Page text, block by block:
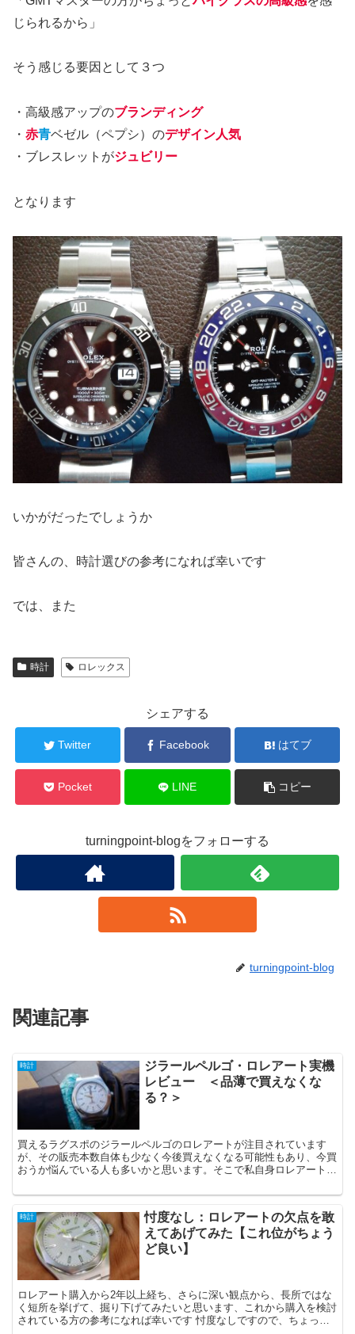
じられるから」
そう感じる要因として３つ
・高級感アップのブランディング
・ 赤青ベゼル（ペプシ）のデザイン人気
・ブレスレットがジュビリー
となります
いかがだったでしょうか
皆さんの、時計選びの参考になれば幸いです
では、また
時計 ロレックス
シェアする
Twitter Facebook はてブ
Pocket LINE コピー
turningpoint-blogをフォローする
turningpoint-blog
関連記事
時計
ジラールペルゴ・ロレアート実機
レビュー ＜品薄で買えなくな
る？＞
買えるラグスポのジラールペルゴのロレアートが注目されています
が、その販売本数自体も少なく今後買えなくなる可能性もあり、今買
おうか悩んでいる人も多いかと思います。そこで私自身ロレアート3
情報提供して、購入検討の参考になれば幸いです
時計
忖度なし：ロレアートの欠点を敢
えてあげてみた【これ位がちょう
ど良い】
ロレアート購入から2年以上経ち、さらに深い観点から、長所ではな
く短所を挙げて、掘り下げてみたいと思います、これから購入を検討
されている方の参考になれば幸いです 忖度なしですので、ちょっと